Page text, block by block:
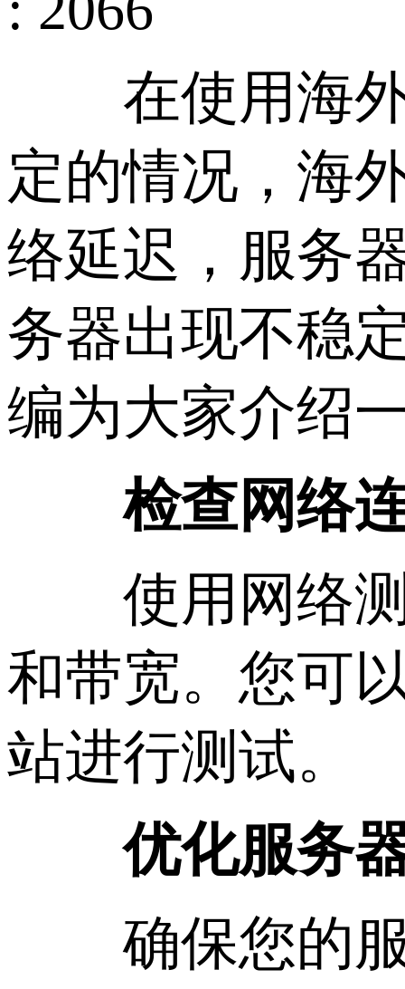
在使用海外
定的情况，海
络延迟，服务
务器出现不稳
编为大家介绍
检查网络
使用网络测
和带宽。您可
站进行测试。
优化服务
确保您的服